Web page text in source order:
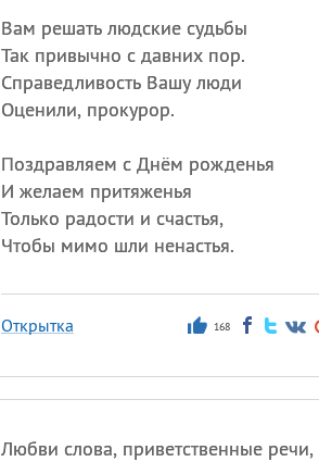
Вам решать людские судьбы
Так привычно с давних пор.
Справедливость Вашу люди
Оценили, прокурор.
Поздравляем с Днём рожденья
И желаем притяженья
Только радости и счастья,
Чтобы мимо шли ненастья.
Открытка 168
Любви слова, приветственные речи,